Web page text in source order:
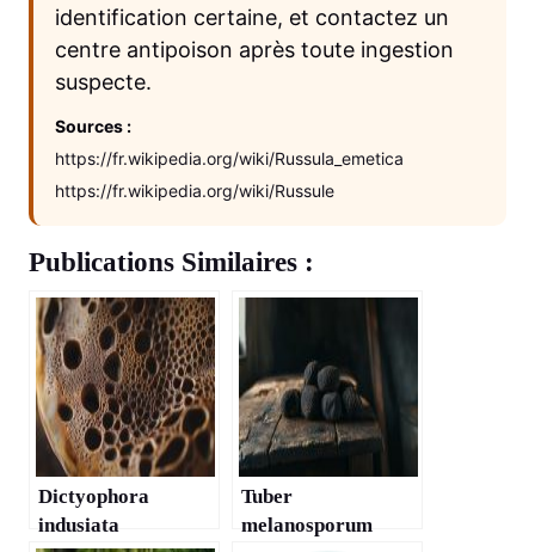
identification certaine, et contactez un
centre antipoison après toute ingestion
suspecte.
Sources :
https://fr.wikipedia.org/wiki/Russula_emetica
https://fr.wikipedia.org/wiki/Russule
Publications Similaires :
Dictyophora
indusiata
Tuber
melanosporum